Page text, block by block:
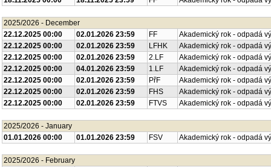
2025/2026 - December
22.12.2025 00:00
02.01.2026 23:59 FF
Akademický rok - odpadá
22.12.2025 00:00
02.01.2026 23:59 LFHK
Akademický rok - odpadá
22.12.2025 00:00
02.01.2026 23:59 2.LF
Akademický rok - odpadá
22.12.2025 00:00
04.01.2026 23:59 1.LF
Akademický rok - odpadá
22.12.2025 00:00
02.01.2026 23:59 PřF
Akademický rok - odpadá
22.12.2025 00:00
02.01.2026 23:59 FHS
Akademický rok - odpadá
22.12.2025 00:00
02.01.2026 23:59 FTVS Akademický rok - odpadá
2025/2026 - January
01.01.2026 00:00
01.01.2026 23:59 FSV Akademický rok - odpadá
2025/2026 - February